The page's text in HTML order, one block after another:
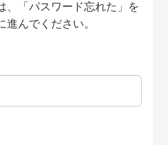
、「パスワード忘れた」を
進んでください。